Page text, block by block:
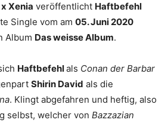
Xenia veröffentlicht Haftbefehl
Single vom am 05. Juni 2020
Album Das weisse Album.
Haftbefehlals Conan der Barbar
Shirin David als die
. Klingt abgefahren und heftig, also
selbst, welcher von Bazzazian